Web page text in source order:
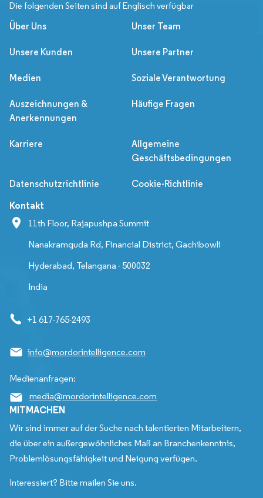
Die folgenden Seiten sind auf Englisch verfügbar
Über Uns Unser Team
Unsere Kunden Unsere Partner
Medien Soziale Verantwortung
Auszeichnungen &
Anerkennungen
Häufige Fragen
Karriere
Allgemeine
Geschäftsbedingungen
Datenschutzrichtlinie Cookie-Richtlinie
Kontakt
11th Floor, Rajapushpa Summit
Nanakramguda Rd, Financial District, Gachibowli
Hyderabad, Telangana - 500032
India
+1 617-765-2493
info@mordorintelligence.com
Medienanfragen:
media@mordorintelligence.com
MITMACHEN
Wir sind immer auf der Suche nach talentierten Mitarbeitern,
die über ein außergewöhnliches Maß an Branchenkenntnis,
Problemlösungsfähigkeit und Neigung verfügen.
Interessiert? Bitte mailen Sie uns.